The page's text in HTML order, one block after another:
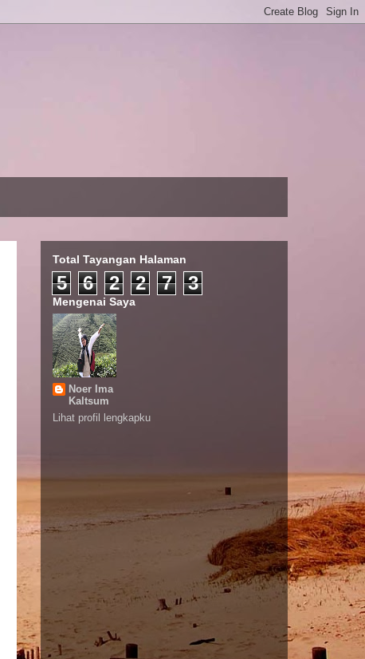
Total Tayangan Halaman
5 6 2 2 7 3
Mengenai Saya
Noer Ima
Kaltsum
Lihat profil lengkapku